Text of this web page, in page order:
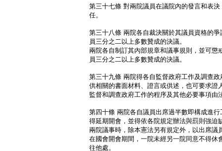
第三十七條 對兩院議員在議院內的發言和表
任。
第三十八條 兩院各自裁決關於其議員資格的
員三分之二以上多數贊成的決議。
兩院各自制訂其內部規章和議事規則，並可懲
員三分之二以上多數贊成的決議。
第三十九條 兩院得各自監督政府工作及調查
供相關的書面材料、證言或供述，也可要求證
監督和調查政府工作的程序及其他必要事項由
第四十條 兩院各自議員出席過半數即構成進
得延期開會，並得依各院規定辦法與罰則強迫
兩院議事時，除本憲法另有規定外，以出席議
在國會開會期間，一院未經另一院同意不得休
往他處。